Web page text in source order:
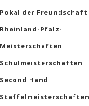
Pokal der Freundschaft
Rheinland-Pfalz-
Meisterschaften
Schulmeisterschaften
Second Hand
Staffelmeisterschaften